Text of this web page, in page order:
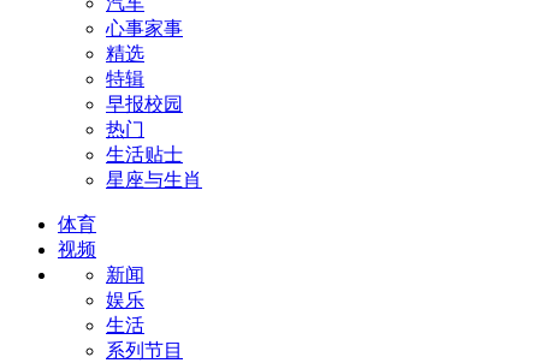
心事家事
精选
特辑
早报校园
热门
生活贴士
星座与生肖
体育
视频
新闻
娱乐
生活
系列节目